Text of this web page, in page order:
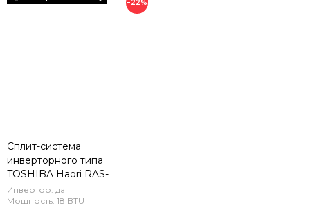
−22%
Сплит-система
инверторного типа
TOSHIBA Haori RAS-
16N4VRG-EE комплект
Инвертор: да
Мощность: 18 BTU